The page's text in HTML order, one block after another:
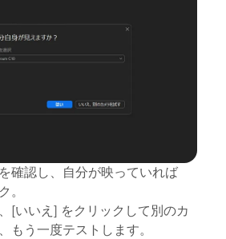
確認し、自分が映っていれば
。
[いいえ] をクリックして別のカ
もう一度テストします。